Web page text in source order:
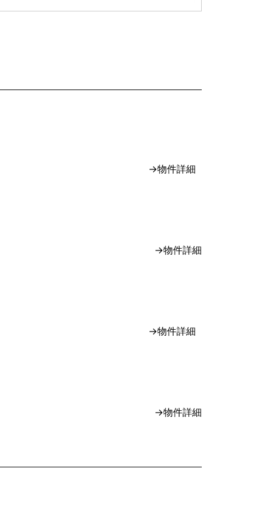
不動産業者売主
→物件詳細
→物件詳細
→物件詳細
→物件詳細